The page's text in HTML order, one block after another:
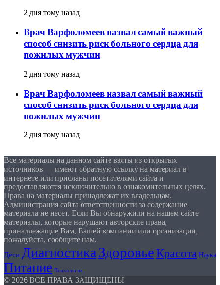
2 дня тому назад
Врач Варфоломеев назвал самый важный
способ снизить риск больного сердца для
пожилых мужчин
2 дня тому назад
Врач Варфоломеев назвал самый важный
способ снизить риск больного сердца для
пожилых мужчин
2 дня тому назад
Все материалы на данном сайте взяты из открытых
источников — имеют обратную ссылку на материал в
интернете или присланы посетителями сайта и
предоставляются исключительно в ознакомительных целях.
Права на материалы принадлежат их владельцам.
Администрация сайта ответственности за содержание
материала не несет. Если Вы обнаружили на нашем сайте
материалы, которые нарушают авторские права,
принадлежащие Вам, Вашей компании или организации,
пожалуйста, сообщите нам.
Дети ДиагностикаЗдоровьеКрасота Наука
Питание Психология
© 2026 ВСЕ ПРАВА ЗАЩИЩЕНЫ